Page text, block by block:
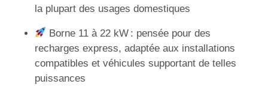
la plupart des usages domestiques
Borne 11 à 22 kW : pensée pour des
recharges express, adaptée aux installations
compatibles et véhicules supportant de telles
puissances